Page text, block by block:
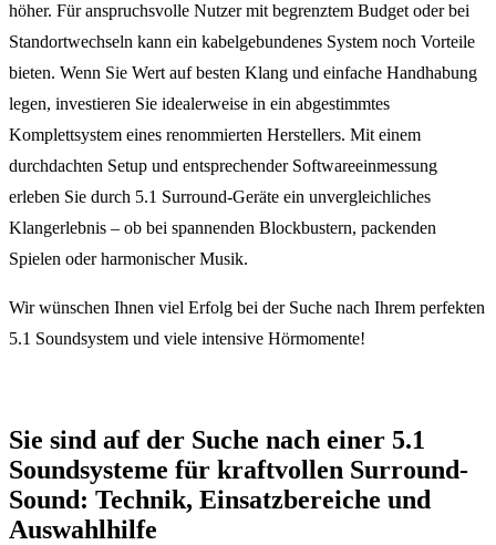
höher. Für anspruchsvolle Nutzer mit begrenztem Budget oder bei
Standortwechseln kann ein kabelgebundenes System noch Vorteile
bieten. Wenn Sie Wert auf besten Klang und einfache Handhabung
legen, investieren Sie idealerweise in ein abgestimmtes
Komplettsystem eines renommierten Herstellers. Mit einem
durchdachten Setup und entsprechender Softwareeinmessung
erleben Sie durch 5.1 Surround-Geräte ein unvergleichliches
Klangerlebnis – ob bei spannenden Blockbustern, packenden
Spielen oder harmonischer Musik.
Wir wünschen Ihnen viel Erfolg bei der Suche nach Ihrem perfekten
5.1 Soundsystem und viele intensive Hörmomente!
Sie sind auf der Suche nach einer 5.1
Soundsysteme für kraftvollen Surround-
Sound: Technik, Einsatzbereiche und
Auswahlhilfe